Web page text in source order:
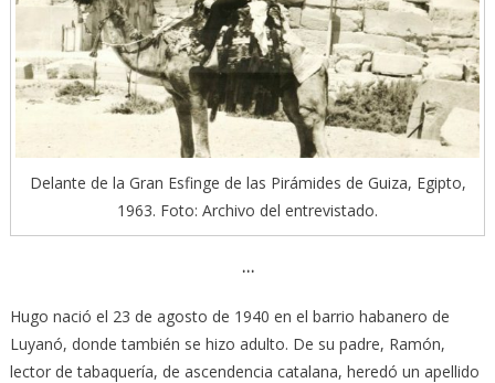
Delante de la Gran Esfinge de las Pirámides de Guiza, Egipto,
1963. Foto: Archivo del entrevistado.
…
Hugo nació el 23 de agosto de 1940 en el barrio habanero de
Luyanó, donde también se hizo adulto. De su padre, Ramón,
lector de tabaquería, de ascendencia catalana, heredó un apellido